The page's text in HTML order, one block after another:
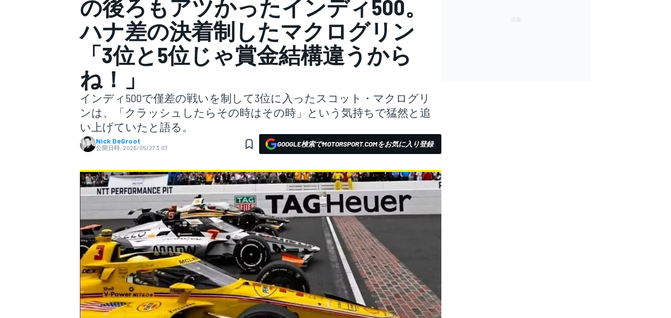
スーパーフォーミュラ
スーパーGT
WEC
の後ろもアツかったインディ500。
ハナ差の決着制したマクログリン
「3位と5位じゃ賞金結構違うから
ね！」
インディ500で僅差の戦いを制して3位に入ったスコット・マクログリ
ンは、「クラッシュしたらその時はその時」という気持ちで猛然と追
い上げていたと語る。
Nick DeGroot
公開日時: 2026/05/27 3:07 GOOGLE検索でMOTORSPORT.COMをお気に入り登録